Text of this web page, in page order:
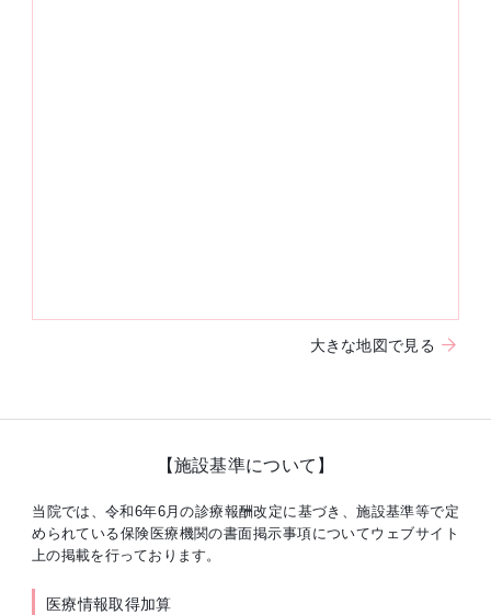
大きな地図で見る
【施設基準について】
当院では、令和6年6月の診療報酬改定に基づき、施設基準等で定
められている保険医療機関の書面掲示事項についてウェブサイト
上の掲載を行っております。
医療情報取得加算